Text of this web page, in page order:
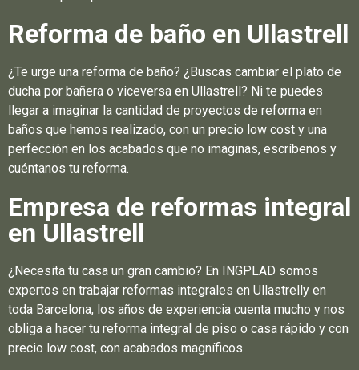
Reforma de baño en Ullastrell
¿Te urge una reforma de baño? ¿Buscas cambiar el plato de
ducha por bañera o viceversa en Ullastrell? Ni te puedes
llegar a imaginar la cantidad de proyectos de reforma en
baños que hemos realizado, con un precio low cost y una
perfección en los acabados que no imaginas, escríbenos y
cuéntanos tu reforma.
Empresa de reformas integral
en Ullastrell
¿Necesita tu casa un gran cambio? En INGPLAD somos
expertos en trabajar reformas integrales en Ullastrelly en
toda Barcelona, los años de experiencia cuenta mucho y nos
obliga a hacer tu reforma integral de piso o casa rápido y con
precio low cost, con acabados magníficos.